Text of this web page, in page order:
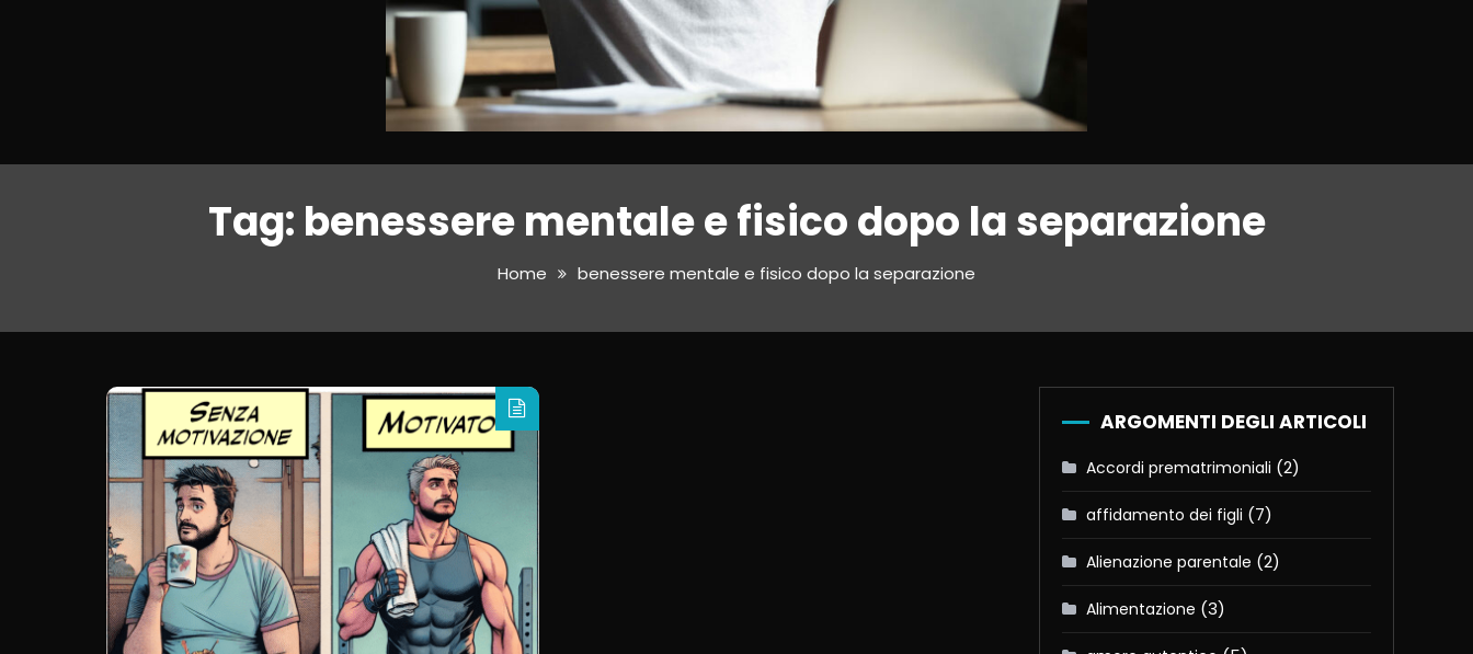
Tag: benessere mentale e fisico dopo la separazione
Home benessere mentale e fisico dopo la separazione
ARGOMENTI DEGLI ARTICOLI
Accordi prematrimoniali (2)
affidamento dei figli (7)
Alienazione parentale (2)
Alimentazione (3)